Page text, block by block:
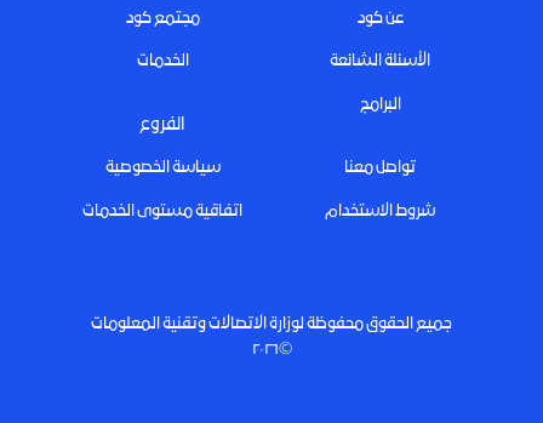
Footerعن كود
تواصل معنا
الخدمات
سياسة الخصوصية
البرامج
شروط الاستخدام
الفروع
اتفاقية مستوى الخدمات
مجتمع كود
الأسئلة الشائعة
جميع الحقوق محفوظة لوزارة الاتصالات وتقنية المعلومات
©٢٠٢٦